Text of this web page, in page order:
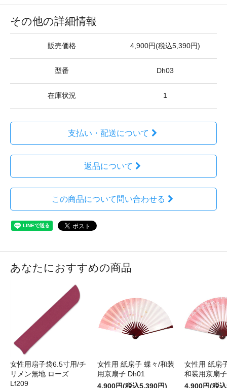
その他の詳細情報
販売価格 4,900円(税込5,390円)
型番 Dh03
在庫状況 1
支払い・配送について
返品について
この商品について問い合わせる
あなたにおすすめの商品
女性用扇子袋6.5寸用/チ
リメン無地 ローズ
Lf209
女性用 紙扇子 蝶々/和装
用京扇子 Dh01
4,900円(税込5,390円)
女性用 紙扇
和装用京扇
4,900円(税